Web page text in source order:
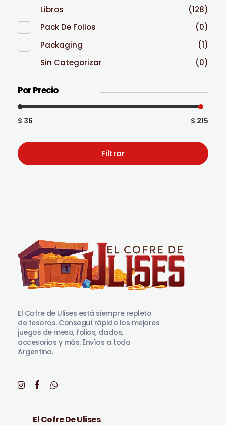
Libros
(128)
Pack De Folios
(0)
Packaging
(1)
Sin Categorizar
(0)
Por Precio
$ 36 $ 215
Filtrar
El Cofre de Ulises está siempre repleto
de tesoros. Conseguí rápido los mejores
juegos de mesa, folios, dados,
accesorios y más. Envíos a toda
Argentina.
El Cofre De Ulises